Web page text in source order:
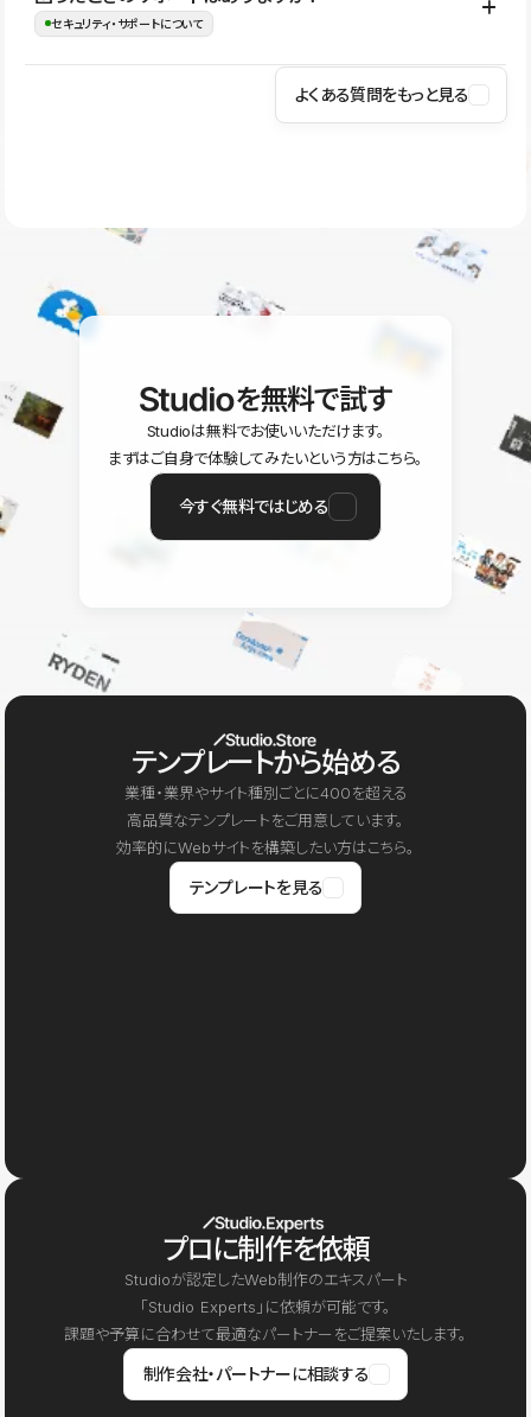
す。
の暗号化、データ保護、アクセス管理、脆弱性対策など、複数の観
はSSL/TLSによる通信暗号化に対応しており、悪質なスクリプトの
セキュリティ・サポートについて
操作方法や機能については、ヘルプセンターでご確認いただけま
ユーザー同士で質問・相談できるコミュニティもご利用ください。
よくある質問をもっと見る
を無料で試す
Studioは無料でお使いいただけます。
まずはご自身で体験してみたいという方はこちら。
今すぐ無料ではじめる
テンプレートから始める
業種・業界やサイト種別ごとに400を超える
高品質なテンプレートをご用意しています。
効率的にWebサイトを構築したい方はこちら。
テンプレートを見る
プロに制作を依頼
Studioが認定したWeb制作のエキスパート
「Studio Experts」に依頼が可能です。
課題や予算に合わせて最適なパートナーをご提案いたします。
制作会社・パートナーに相談する